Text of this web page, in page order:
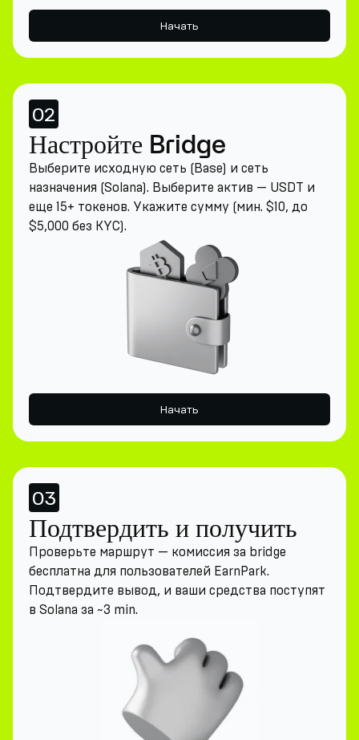
Начать
02
Настройте Bridge
Выберите исходную сеть (Base) и сеть
назначения (Solana). Выберите актив — USDT и
еще 15+ токенов. Укажите сумму (мин. $10, до
$5,000 без KYC).
Начать
03
Подтвердить и получить
Проверьте маршрут — комиссия за bridge
бесплатна для пользователей EarnPark.
Подтвердите вывод, и ваши средства поступят
в Solana за ~3 min.